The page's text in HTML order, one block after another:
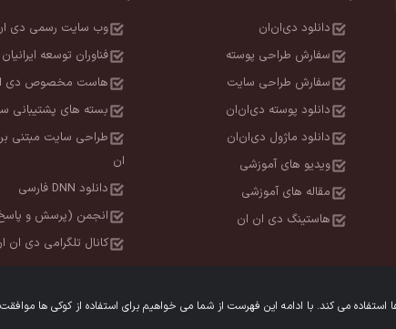
می کند. با ادامه این فهرست از شما می خواهیم برای استفاده از کوکی ها
دانلود دی‌ان‌ان
سفارش طراحی پوسته
سفارش طراحی سایت
دانلود پوسته دی‌ان‌ان
دانلود ماژول دی‌ان‌ان
ویدیو های آموزشی
مقاله های آموزشی
هاستینگ دی ان ان
وب سایت رسمی دی
فناوران توسعه
هاست مخصوص دی
بسته های پشتیبانی
طراحی سایت مبتنی
ان
دانلود DNN فارسی
انجمن (پرسش و
کانال تلگرامی دی ان